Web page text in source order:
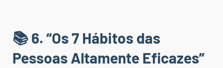
📚 6. “Os 7 Hábitos das
Pessoas Altamente Eficazes”